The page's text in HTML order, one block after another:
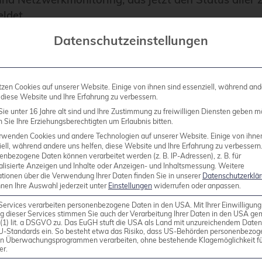
des Skolelinux-Projekts und Mitarbeiter bei
neuen Version:
mit der Lenny-Version einen großen
die nahtlose Integration von Diskless
wird Skolelinux modernen Anforderungen
Leistung von Computern gerecht.
von Workstations mit dem geringen
von Thin-Clients vereint.
Datenschutzeinstellungen
Cookies auf unserer Website. Einige von ihnen sind essenziell, während
Website und Ihre Erfahrung zu verbessern.
unter 16 Jahre alt sind und Ihre Zustimmung zu freiwilligen Diensten geben
Sie Ihre Erziehungsberechtigten um Erlaubnis bitten.
Cookies und andere Technologien auf unserer Website. Einige von
während andere uns helfen, diese Website und Ihre Erfahrung zu verbessern.
Daten können verarbeitet werden (z. B. IP-Adressen), z. B. für
Anzeigen und Inhalte oder Anzeigen- und Inhaltsmessung. Weitere
über die Verwendung Ihrer Daten finden Sie in unserer
Ihre Auswahl jederzeit unter Einstellungen widerrufen oder anpassen.
verarbeiten personenbezogene Daten in den USA. Mit Ihrer
dieser Services stimmen Sie auch der Verarbeitung Ihrer Daten in den USA
lit. a DSGVO zu. Das EuGH stuft die USA als Land mit unzureichendem
Standards ein. So besteht etwa das Risiko, dass US-Behörden
Überwachungsprogrammen verarbeiten, ohne bestehende Klagemöglichkeit